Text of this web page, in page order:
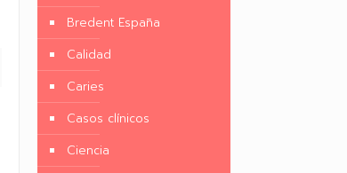
Bredent España
Calidad
Caries
Casos clínicos
Ciencia